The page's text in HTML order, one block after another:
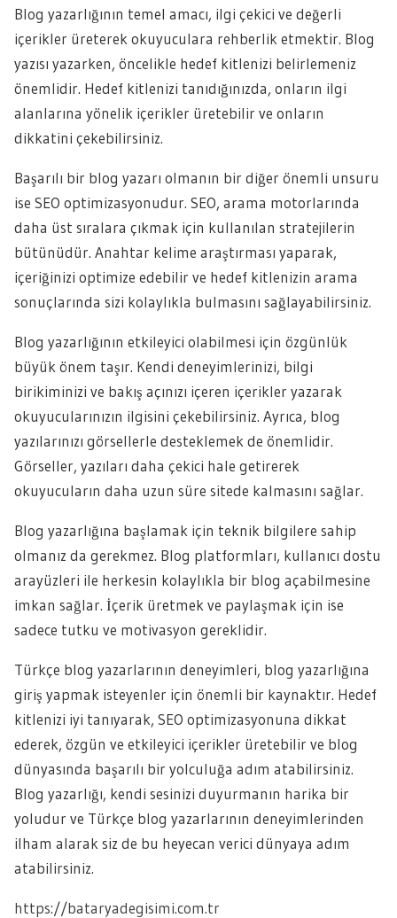
Blog yazarlığının temel amacı, ilgi çekici ve değerli
içerikler üreterek okuyuculara rehberlik etmektir. Blog
yazısı yazarken, öncelikle hedef kitlenizi belirlemeniz
önemlidir. Hedef kitlenizi tanıdığınızda, onların ilgi
alanlarına yönelik içerikler üretebilir ve onların
dikkatini çekebilirsiniz.
Başarılı bir blog yazarı olmanın bir diğer önemli unsuru
ise SEO optimizasyonudur. SEO, arama motorlarında
daha üst sıralara çıkmak için kullanılan stratejilerin
bütünüdür. Anahtar kelime araştırması yaparak,
içeriğinizi optimize edebilir ve hedef kitlenizin arama
sonuçlarında sizi kolaylıkla bulmasını sağlayabilirsiniz.
Blog yazarlığının etkileyici olabilmesi için özgünlük
büyük önem taşır. Kendi deneyimlerinizi, bilgi
birikiminizi ve bakış açınızı içeren içerikler yazarak
okuyucularınızın ilgisini çekebilirsiniz. Ayrıca, blog
yazılarınızı görsellerle desteklemek de önemlidir.
Görseller, yazıları daha çekici hale getirerek
okuyucuların daha uzun süre sitede kalmasını sağlar.
Blog yazarlığına başlamak için teknik bilgilere sahip
olmanız da gerekmez. Blog platformları, kullanıcı dostu
arayüzleri ile herkesin kolaylıkla bir blog açabilmesine
imkan sağlar. İçerik üretmek ve paylaşmak için ise
sadece tutku ve motivasyon gereklidir.
Türkçe blog yazarlarının deneyimleri, blog yazarlığına
giriş yapmak isteyenler için önemli bir kaynaktır. Hedef
kitlenizi iyi tanıyarak, SEO optimizasyonuna dikkat
ederek, özgün ve etkileyici içerikler üretebilir ve blog
dünyasında başarılı bir yolculuğa adım atabilirsiniz.
Blog yazarlığı, kendi sesinizi duyurmanın harika bir
yoludur ve Türkçe blog yazarlarının deneyimlerinden
ilham alarak siz de bu heyecan verici dünyaya adım
atabilirsiniz.
https://bataryadegisimi.com.tr